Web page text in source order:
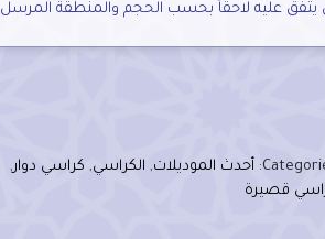
يتفق عليه لاحقاً بحسب الحجم والمنطقة المرسل
أحدث الموديلات, الكراسي, كراسي دوار,
قصيرة